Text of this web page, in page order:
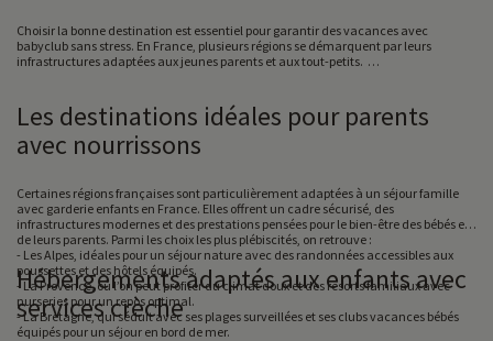
Choisir la bonne destination est essentiel pour garantir des vacances avec
babyclub sans stress. En France, plusieurs régions se démarquent par leurs
infrastructures adaptées aux jeunes parents et aux tout-petits.
Les destinations idéales pour parents
avec nourrissons
Certaines régions françaises sont particulièrement adaptées à un séjour famille
avec garderie enfants en France. Elles offrent un cadre sécurisé, des
infrastructures modernes et des prestations pensées pour le bien-être des bébés et
de leurs parents. Parmi les choix les plus plébiscités, on retrouve :
- Les Alpes, idéales pour un séjour nature avec des randonnées accessibles aux
poussettes et des hôtels équipés.
- La Provence, où l’on peut profiter du climat doux et des resorts familiaux avec
nurseries pour un repos optimal.
- La Bretagne, qui séduit avec ses plages surveillées et ses clubs vacances bébés
équipés pour un séjour en bord de mer.
Hébergements adaptés aux enfants avec
services crèche